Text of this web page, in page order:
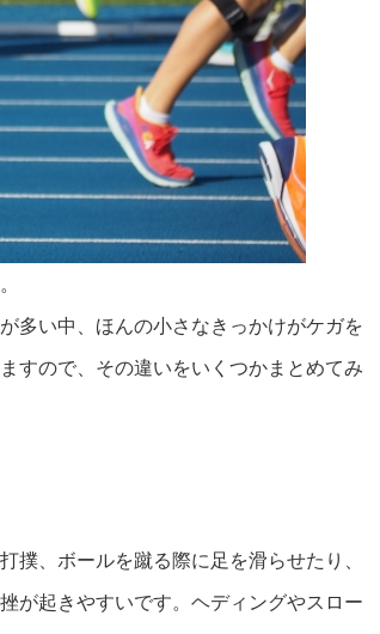
多い中、ほんの小さなきっかけがケガを
すので、その違いをいくつかまとめてみ
撲、ボールを蹴る際に足を滑らせたり、
が起きやすいです。ヘディングやスロー